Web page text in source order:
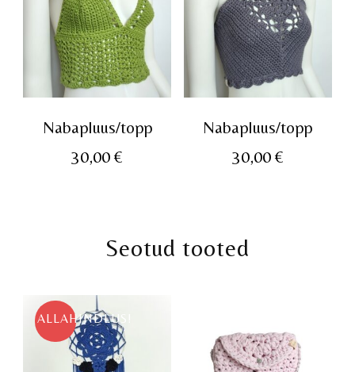
Nabapluus/topp
30,00€
Nabapluus/topp
30,00 €
Seotud tooted
ALLAHINDLUS!